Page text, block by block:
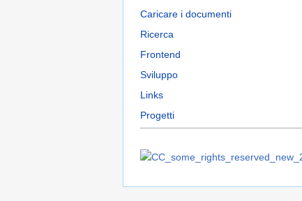
Caricare i documenti
Ricerca
Frontend
Sviluppo
Links
Progetti